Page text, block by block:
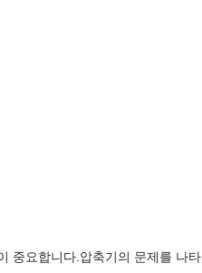
중요합니다.압축기의 문제를 나타